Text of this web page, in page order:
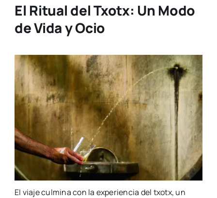
El Ritual del Txotx: Un Modo
de Vida y Ocio
El viaje culmina con la experiencia del txotx, un